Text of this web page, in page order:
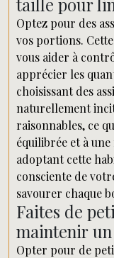
taille pour
Optez pour des
vos portions.
vous aider à
apprécier les
choisissant des
naturellement
raisonnables, ce
équilibrée et à
adoptant cette
consciente de
savourer chaque
Faites de
maintenir
Opter pour de